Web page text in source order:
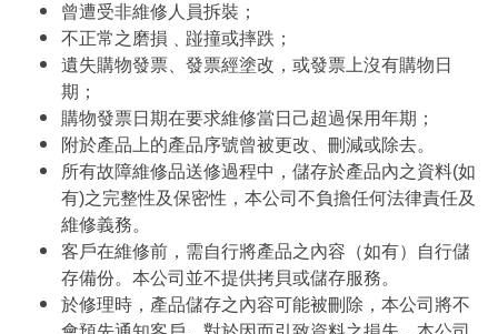
曾遭受非維修人員拆裝；
不正常之磨損﹑踫撞或摔跌；
遺失購物發票、發票經塗改，或發票上沒有購物日
期；
購物發票日期在要求維修當日己超過保用年期；
附於產品上的產品序號曾被更改、刪減或除去。
所有故障維修品送修過程中，儲存於產品內之資料(如
有)之完整性及保密性，本公司不負擔任何法律責任及
維修義務。
客戶在維修前，需自行將產品之內容（如有）自行儲
存備份。本公司並不提供拷貝或儲存服務。
於修理時，產品儲存之內容可能被刪除，本公司將不